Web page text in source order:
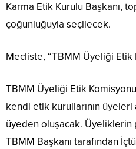
Karma Etik Kurulu Başkanı,
çoğunluğuyla seçilecek.
Mecliste, “TBMM Üyeliği Etik
TBMM Üyeliği Etik
kendi etik kurullarının üyeleri
üyeden oluşacak. Üyeliklerin
TBMM Başkanı tarafından